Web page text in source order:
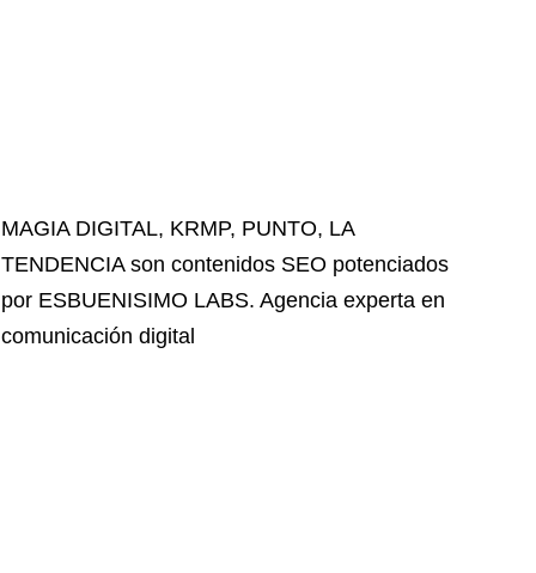
MAGIA DIGITAL, KRMP, PUNTO, LA
TENDENCIAson contenidos SEO potenciados
por ESBUENISIMO LABS. Agencia experta en
comunicación digital